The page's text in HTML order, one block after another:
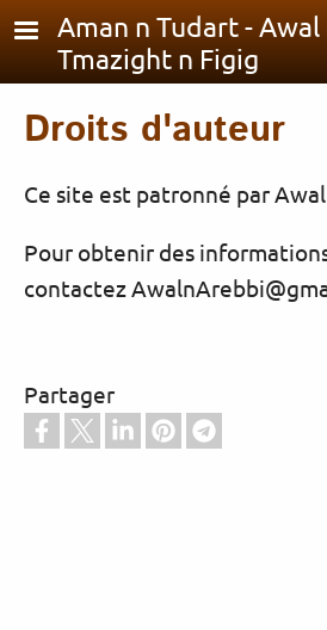
Aller au contenu principal
Aman n Tudart - Awal
Tmazight n Figig
Droits d'auteur
Ce site est patronné par
Pour obtenir des
contactez
Partager